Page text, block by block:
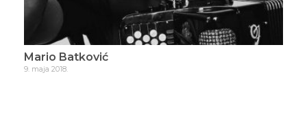
Mario Batković
9. maja 2018.